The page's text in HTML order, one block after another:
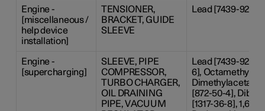
Engine -
[miscellaneous /
help device
installation]
TENSIONER,
BRACKET, GUIDE
SLEEVE
Lead [7439-92-1]
Engine -
[supercharging]
SLEEVE, PIPE
COMPRESSOR,
TURBO CHARGER,
OIL DRAINING
PIPE, VACUUM
Lead [7439-92-
6],
[872-50-4],
[1317-36-8],